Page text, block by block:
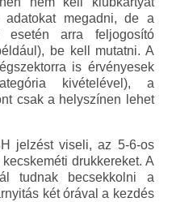
adatokat megadni, de a
esetén arra feljogosító
be kell mutatni. A
is érvényesek
kivételével), a
csak a helyszínen lehet
jelzést viseli, az 5-6-os
drukkereket. A
tudnak becsekkolni a
két órával a kezdés